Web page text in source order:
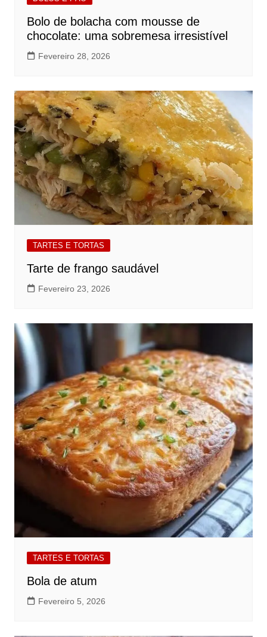
Bolo de bolacha com mousse de
chocolate: uma sobremesa irresistível
Fevereiro 28, 2026
TARTES E TORTAS
Tarte de frango saudável
Fevereiro 23, 2026
TARTES E TORTAS
Bola de atum
Fevereiro 5, 2026